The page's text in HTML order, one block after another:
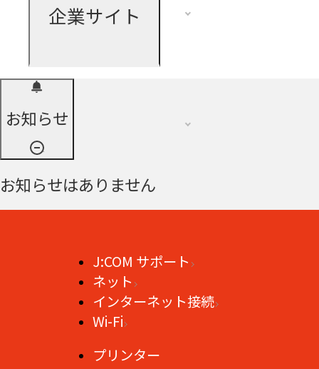
企業サイト
お知らせ
お知らせはありません
J:COM サポート
ネット
インターネット接続
Wi-Fi
プリンター